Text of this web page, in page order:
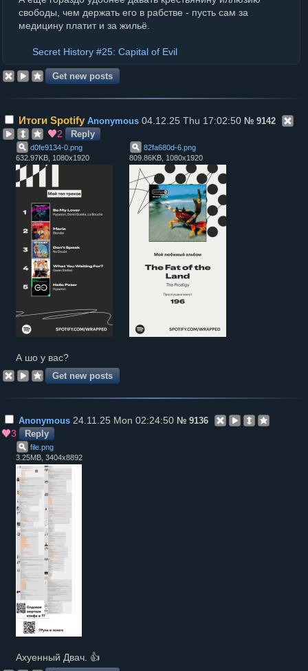
свободы, чем держать его в рабстве - пусть сам за
медицину платит и за жильё.
Secret History #25: Capital of Evil
Итоги Spotify Anonymous 04.12.25 Thu 17:02:50 № 9142
2 Reply
d0fe9134-0 png
632.97KB, 1080x1920
82fa680d-6 png
809.86KB, 1080x1920
А шо у вас?
Anonymous 24.11.25 Mon 02:24:50 № 9136
3 Reply
file png
3.25MB, 3404x8892
Ахуенный Двач. 👍